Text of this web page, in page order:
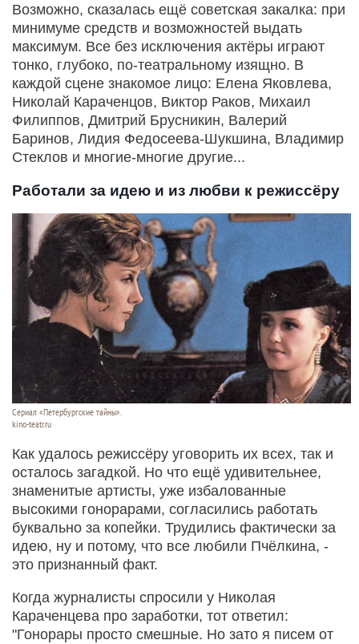
Возможно, сказалась ещё советская закалка: при
минимуме средств и возможностей выдать
максимум. Все без исключения актёры играют
тонко, глубоко, по-театральному изящно. В
каждой сцене знакомое лицо: Елена Яковлева,
Николай Караченцов, Виктор Раков, Михаил
Филиппов, Дмитрий Брусникин, Валерий
Баринов, Лидия Федосеева-Шукшина, Владимир
Стеклов и многие-многие другие...
Работали за идею и из любви к режиссёру
Сериал «Петербургские тайны».
kino-teatr.ru
Как удалось режиссёру уговорить их всех, так и
осталось загадкой. Но что ещё удивительнее,
знаменитые артисты, уже избалованные
высокими гонорарами, согласились работать
буквально за копейки. Трудились фактически за
идею, ну и потому, что все любили Пчёлкина, -
это признанный факт.
Когда журналисты спросили у Николая
Караченцева про заработки, тот ответил:
"Гонорары просто смешные. Но зато я писем от